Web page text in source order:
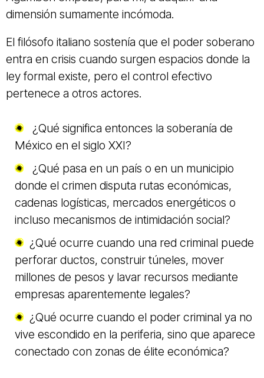
dimensión sumamente incómoda.
El filósofo italiano sostenía que el poder soberano
entra en crisis cuando surgen espacios donde la
ley formal existe, pero el control efectivo
pertenece a otros actores.
¿Qué significa entonces la soberanía de
México en el siglo XXI?
¿Qué pasa en un país o en un municipio
donde el crimen disputa rutas económicas,
cadenas logísticas, mercados energéticos o
incluso mecanismos de intimidación social?
¿Qué ocurre cuando una red criminal puede
perforar ductos, construir túneles, mover
millones de pesos y lavar recursos mediante
empresas aparentemente legales?
¿Qué ocurre cuando el poder criminal ya no
vive escondido en la periferia, sino que aparece
conectado con zonas de élite económica?